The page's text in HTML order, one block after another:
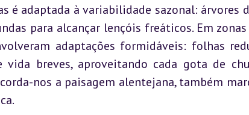
é adaptada à variabilidade sazonal: árvores
para alcançar lençóis freáticos. Em
adaptações formidáveis: folhas
breves, aproveitando cada gota de
nos a paisagem alentejana, também